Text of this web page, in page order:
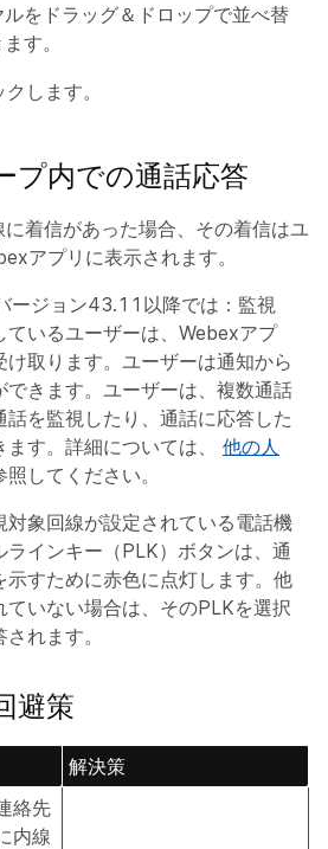
をドラッグ＆ドロップで並べ替
す。
します。
プ内での通話応答
着信があった場合、その着信はユ
アプリに表示されます。
ージョン43.11以降では：監視
ているユーザーは、Webexアプ
け取ります。ユーザーは通知から
できます。ユーザーは、複数通話
話を監視したり、通話に応答した
ます。詳細については、 他の人
照してください。
対象回線が設定されている電話機
ラインキー（PLK）ボタンは、通
示すために赤色に点灯します。他
ていない場合は、そのPLKを選択
れます。
避策
解決策
絡先
内線